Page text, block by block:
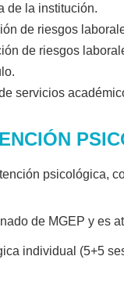
de la institución.
de riesgos
de riesgos
servicios
psicológica,
de MGEP y es
individual (5+5